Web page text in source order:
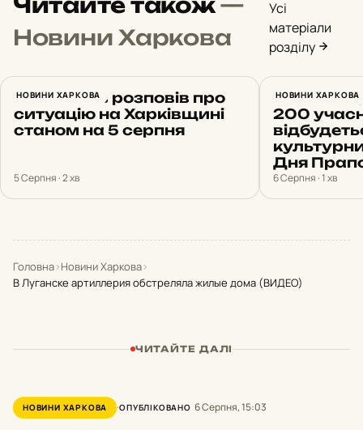
Новини Харкова
Усі
матеріали
розділу
НОВИНИ ХАРКОВА
Синєгубов розповів про
ситуацію на Харківщині
станом на 5 серпня
5 Серпня · 2 хв
НОВИНИ ХАРКОВА
14
200
Дня
6 Серпня · 1 хв
Головна›Новини Харкова›
В Луганске артиллерия обстреляла жилые дома (ВИДЕО)
ЧИТАЙТЕ ДАЛІ
НОВИНИ ХАРКОВА ОПУБЛІКОВАНО 6 Серпня, 15:03